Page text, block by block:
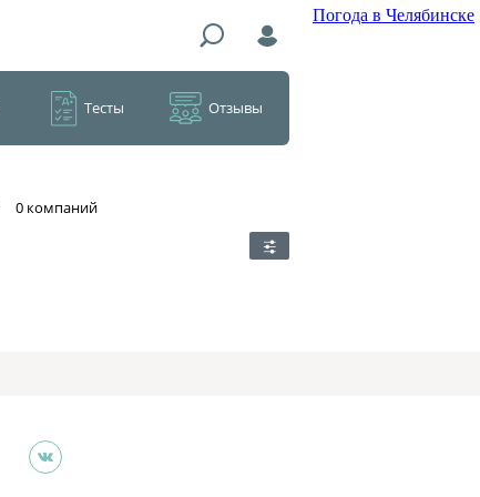
Погода в Челябинске
Тесты Отзывы
​0 компаний